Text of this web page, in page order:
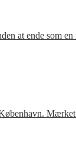
at ende som